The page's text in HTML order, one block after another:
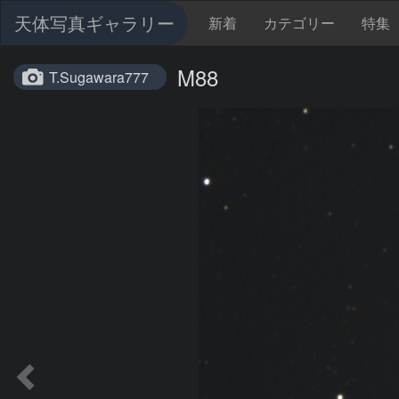
天体写真ギャラリー 新着 カテゴリー 特集
T.Sugawara777 M88